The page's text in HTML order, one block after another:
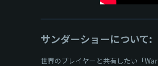
サンダーショーについて:
世界のプレイヤーと共有したい「